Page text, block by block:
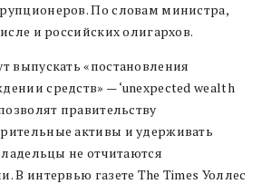
По словам министра,
и российских олигархов.
выпускать «постановления
средств» — ‘unexpected wealth
правительству
активы и удерживать
не отчитаются
В интервью газете The Times Уоллес